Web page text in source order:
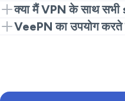
यदि आपको समस्याएँ आती हैं,
अपनी VPN सेटिंग्स जाँचने
क्या मैं VPN के साथ
हाँ, VPN आपको क्षेत्रीय
VeePN का उपयोग करते